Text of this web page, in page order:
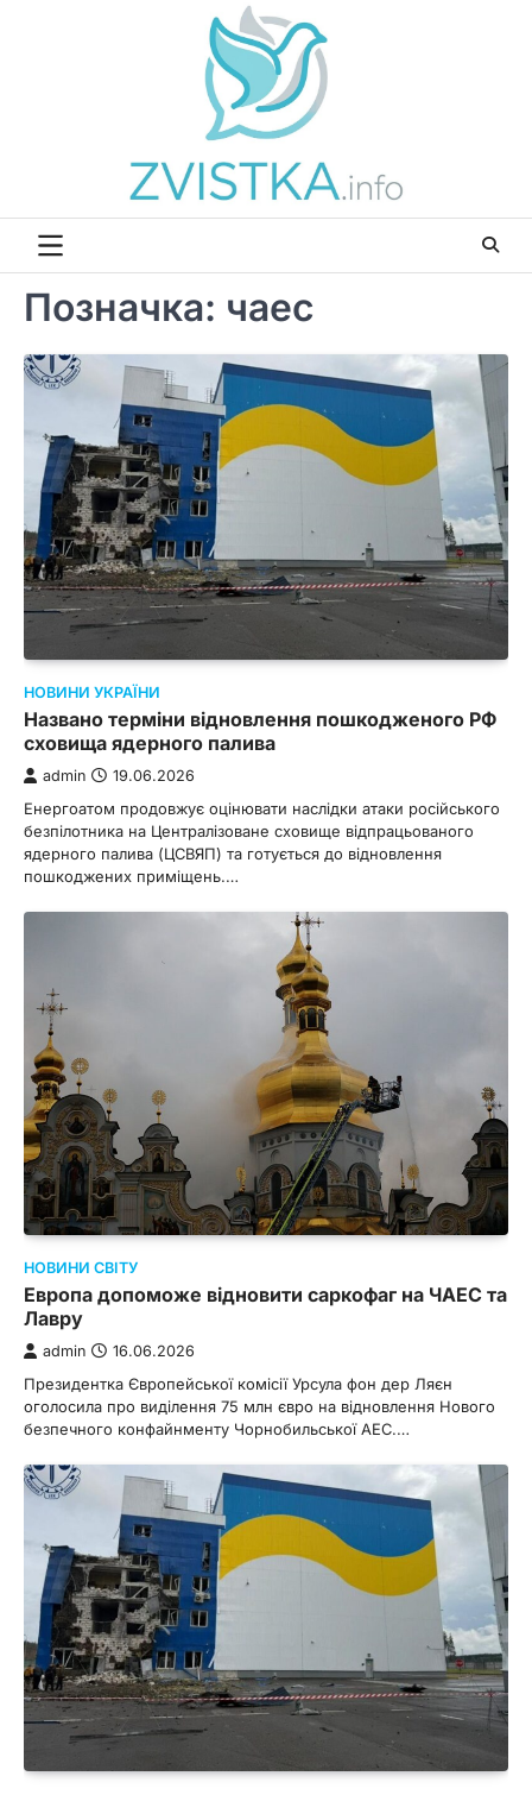
Позначка: чаес
НОВИНИ УКРАЇНИ
Названо терміни відновлення пошкодженого РФ
сховища ядерного палива
admin 19.06.2026
Енергоатом продовжує оцінювати наслідки атаки російського
безпілотника на Централізоване сховище відпрацьованого
ядерного палива (ЦСВЯП) та готується до відновлення
пошкоджених приміщень.…
НОВИНИ СВІТУ
Европа допоможе відновити саркофаг на ЧАЕС та
Лавру
admin 16.06.2026
Президентка Європейської комісії Урсула фон дер Ляєн
оголосила про виділення 75 млн євро на відновлення Нового
безпечного конфайнменту Чорнобильської АЕС.…